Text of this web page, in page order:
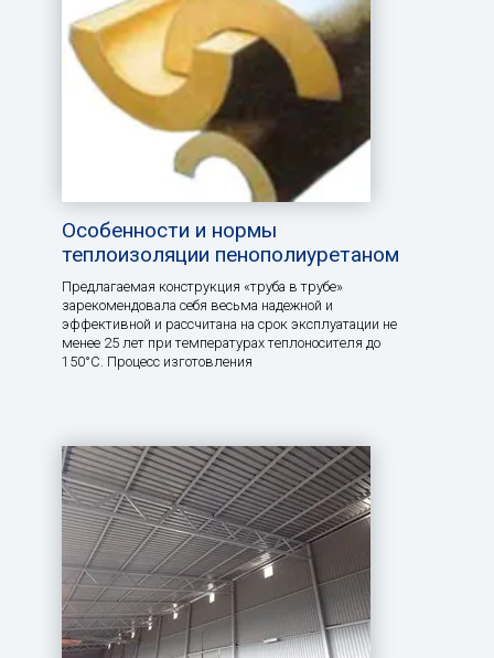
Особенности и нормы
теплоизоляции пенополиуретаном
Предлагаемая конструкция «труба в трубе»
зарекомендовала себя весьма надежной и
эффективной и рассчитана на срок эксплуатации не
менее 25 лет при температурах теплоносителя до
150°С. Процесс изготовления